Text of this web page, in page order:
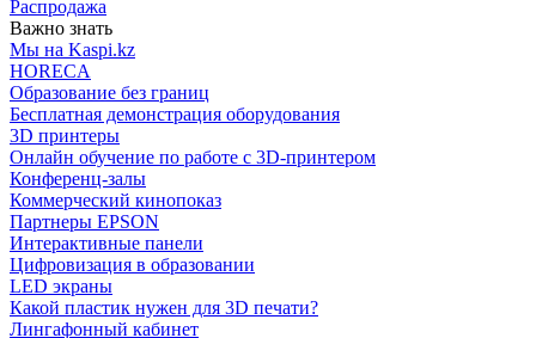
Распродажа
Важно знать
Мы на Kaspi.kz
HORECA
Образование без границ
Бесплатная демонстрация оборудования
3D принтеры
Онлайн обучение по работе с 3D-принтером
Конференц-залы
Коммерческий кинопоказ
Партнеры EPSON
Интерактивные панели
Цифровизация в образовании
LED экраны
Какой пластик нужен для 3D печати?
Лингафонный кабинет